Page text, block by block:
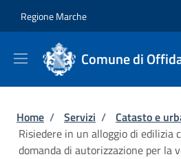
Regione Marche
Comune di
Briciole di pane
Home / Servizi / Catasto e
Risiedere in un alloggio di edilizia
domanda di autorizzazione per la